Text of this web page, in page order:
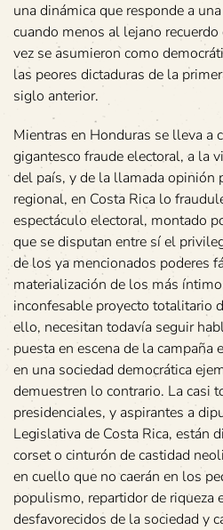
una dinámica que responde a
cuando menos al lejano
vez se asumieron como
las peores dictaduras de la
siglo anterior.
Mientras en Honduras se lleva a
gigantesco fraude electoral, a la
del país, y de la llamada opinión
regional, en Costa Rica lo
espectáculo electoral, montado
que se disputan entre sí el
de los ya mencionados poderes
materialización de los más
inconfesable proyecto totalitario
ello, necesitan todavía seguir
puesta en escena de la campaña
en una sociedad democrática
demuestren lo contrario. La casi
presidenciales, y aspirantes a
Legislativa de Costa Rica, están
corset o cinturón de castidad
en cuello que no caerán en los
populismo, repartidor de riqueza
desfavorecidos de la sociedad y